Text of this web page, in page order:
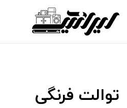
توالت فرنگی